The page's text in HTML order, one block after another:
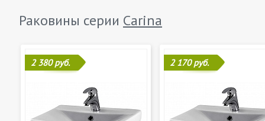
Раковины серии Carina
2 380 руб. 2 170 руб.